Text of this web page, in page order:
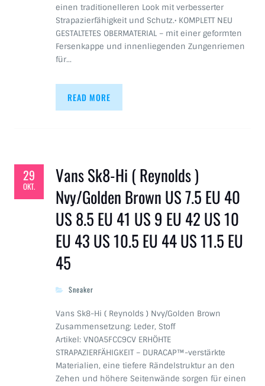
einen traditionelleren Look mit verbesserter
Strapazierfähigkeit und Schutz.• KOMPLETT NEU
GESTALTETES OBERMATERIAL – mit einer geformten
Fersenkappe und innenliegenden Zungenriemen
für…
READ MORE
29
OKT.
Vans Sk8-Hi ( Reynolds )
Nvy/Golden Brown US 7.5 EU 40
US 8.5 EU 41 US 9 EU 42 US 10
EU 43 US 10.5 EU 44 US 11.5 EU
45
Sneaker
Vans Sk8-Hi ( Reynolds ) Nvy/Golden Brown
Zusammensetzung: Leder, Stoff
Artikel: VN0A5FCC9CV ERHÖHTE
STRAPAZIERFÄHIGKEIT – DURACAP™-verstärkte
Materialien, eine tiefere Rändelstruktur an den
Zehen und höhere Seitenwände sorgen für einen